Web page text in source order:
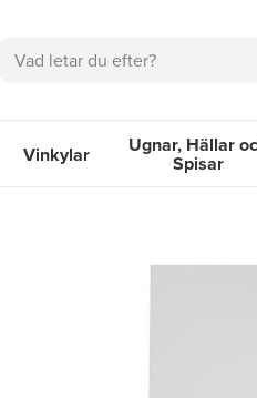
Sök
Vinkylar Ugnar, Hällar
Spisar